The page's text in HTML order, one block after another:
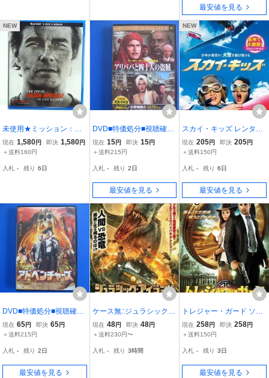
最安値を見る
NEW
未使用★ミッション：イ
ンポッシブル/ファイナ
ル・レコニング DVDのみ
現在 1,580円 即決 1,580円
＋送料160円
入札 - 残り 6日
DVD■特価処分■視聴確認
■アリババと四十人の盗賊
/千夜一夜物語からの胸お
264
現在 15円 即決 15円
＋送料215円
入札 - 残り 2日
最安値を見る
NEW
スカイ・キッズ レンタル
落ち 中古 DVD
現在 205円 即決 205円
＋送料150円
入札 - 残り 6日
最安値を見る
DVD■特価処分■視聴確認
済■アドベンチャーズ Ｅ
ＰＩＳＯＤＥ２ 呪われた
は生きている!!★レン落■
No.3430
現在 65円 即決 65円
＋送料215円
入札 - 残り 2日
最安値を見る
ケース無::ジュラシック・
アイランド レンタル落ち
中古 DVD
現在 48円 即決 48円
＋送料230円〜
入札 - 残り 3時間
トレジャー・ガード ソロ
モンの指環と伝説の秘宝
レンタル落ち 中古 DVD
現在 258円 即決 258円
＋送料150円
入札 - 残り 3日
最安値を見る